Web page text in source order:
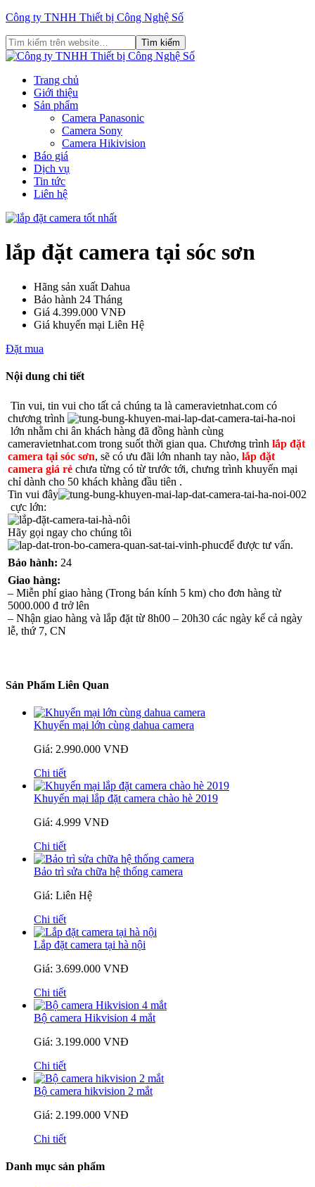
Công ty TNHH Thiết bị Công Nghệ Số
Trang chủ
Giới thiệu
Sản phẩm
Camera Panasonic
Camera Sony
Camera Hikivision
Báo giá
Dịch vụ
Tin tức
Liên hệ
lắp đặt camera tại sóc sơn
Hãng sản xuất Dahua
Bảo hành 24 Tháng
Giá 4.399.000 VNĐ
Giá khuyến mại Liên Hệ
Đặt mua
Nội dung chi tiết
Tin vui, tin vui cho tất cả chúng ta là cameravietnhat.com có
chương trình
lớn nhằm chi ân khách hàng đã đồng hành cùng
cameravietnhat.com trong suốt thời gian qua. Chương trình lắp đặt
camera tại sóc sơn, sẽ có ưu đãi lớn nhanh tay nào, lắp đặt
camera giá rẻ chưa từng có từ trước tới, chưng trình khuyến mại
chỉ dành cho 50 khách khàng đầu tiên .
Tin vui đây
cực lớn:
Hãy gọi ngay cho chúng tôi
để được tư vấn.
Bảo hành: 24
Giao hàng:
– Miễn phí giao hàng (Trong bán kính 5 km) cho đơn hàng từ
5000.000 đ trở lên
– Nhận giao hàng và lắp đặt từ 8h00 – 20h30 các ngày kể cả ngày
lễ, thứ 7, CN
Sản Phẩm Liên Quan
Khuyến mại lớn cùng dahua camera
Giá: 2.990.000 VNĐ
Chi tiết
Khuyến mại lắp đặt camera chào hè 2019
Giá: 4.999 VNĐ
Chi tiết
Bảo trì sửa chữa hệ thống camera
Giá: Liên Hệ
Chi tiết
Lắp đặt camera tại hà nội
Giá: 3.699.000 VNĐ
Chi tiết
Bộ camera Hikvision 4 mắt
Giá: 3.199.000 VNĐ
Chi tiết
Bộ camera hikvision 2 mắt
Giá: 2.199.000 VNĐ
Chi tiết
Danh mục sản phẩm